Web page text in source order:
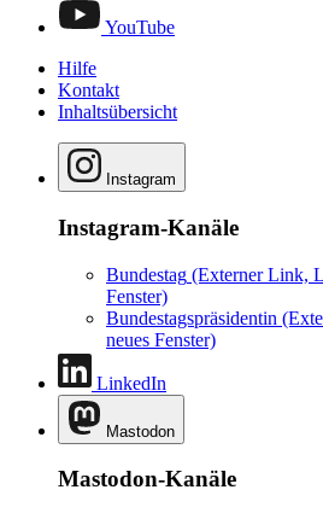
YouTube
Hilfe
Kontakt
Inhaltsübersicht
Instagram
Instagram-Kanäle
Bundestag (Externer Link,
Fenster)
Bundestagspräsidentin
neues Fenster)
LinkedIn
Mastodon
Mastodon-Kanäle